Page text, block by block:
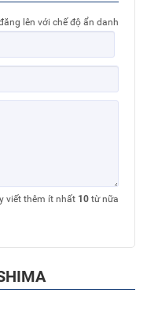
lên với chế độ ẩn danh
viết thêm ít nhất 10 từ nữa